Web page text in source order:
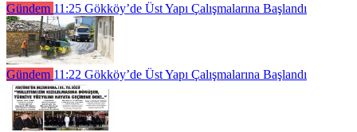
Gündem 11:25 Gökköy’de Üst Yapı Çalışmalarına Başlandı
Gündem 11:22 Gökköy’de Üst Yapı Çalışmalarına Başlandı